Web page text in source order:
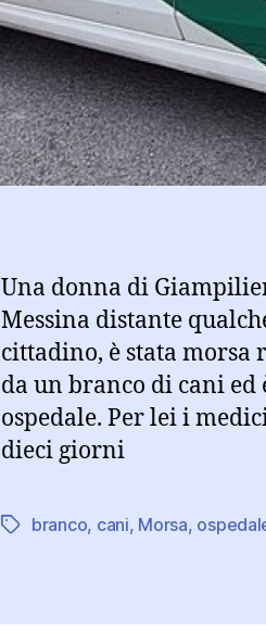
Una donna di
Messina distante
cittadino, è stata morsa
da un branco di cani ed
ospedale. Per lei i
dieci giorni
Tag branco, cani, Morsa,